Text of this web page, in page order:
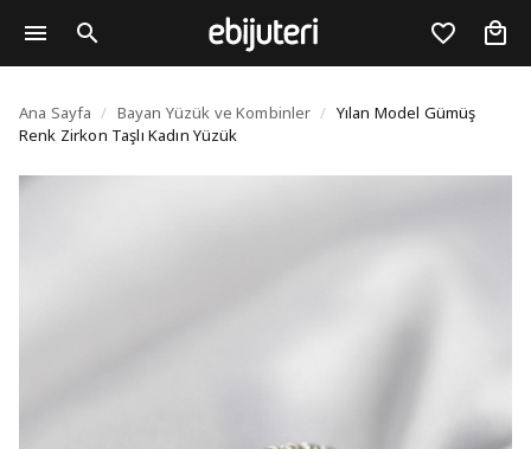
Yılan Model Gümüş
Ana Sayfa / Bayan Yüzük ve Kombinler / Yılan Model Gümüş
Renk Zirkon Taşlı Kadın Yüzük